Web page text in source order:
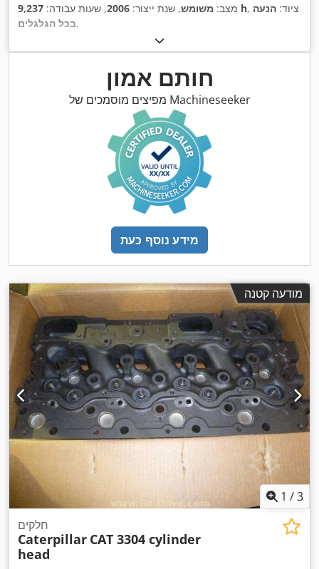
מצב: משומש, שנת ייצור: 2006, שעות עבודה: 9,237 h , ציוד: הנעה
בכל הגלגלים,
חותם אמון
מפיצים מוסמכים של Machineseeker
מידע נוסף כעת
מודעה קטנה
1 /3
חלקים
Caterpillar CAT 3304 cylinder
head